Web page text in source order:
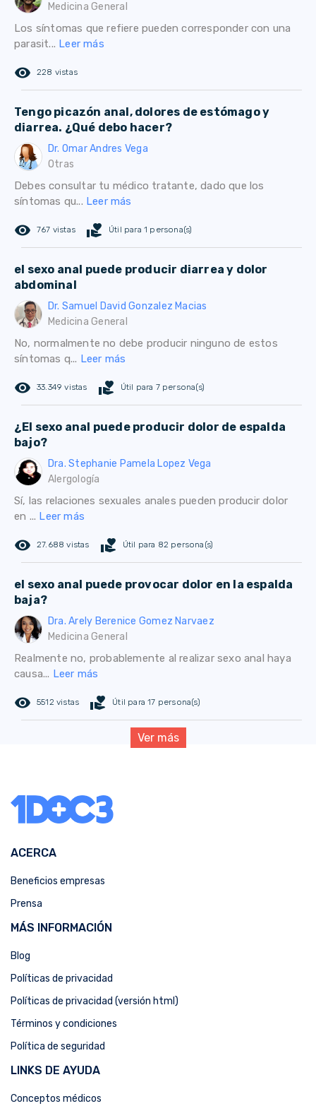
Medicina General
Los síntomas que refiere pueden corresponder con una
parasit... Leer más
remove_red_eye 228 vistas
Tengo picazón anal, dolores de estómago y
diarrea. ¿Qué debo hacer?
Dr. Omar Andres Vega
Otras
Debes consultar tu médico tratante, dado que los
síntomas qu... Leer más
remove_red_eye 767 vistas volunteer_activism Útil para 1 persona(s)
el sexo anal puede producir diarrea y dolor
abdominal
Dr. Samuel David Gonzalez Macias
Medicina General
No, normalmente no debe producir ninguno de estos
síntomas q... Leer más
remove_red_eye 33.349 vistas volunteer_activism Útil para 7 persona(s)
¿El sexo anal puede producir dolor de espalda
bajo?
Dra. Stephanie Pamela Lopez Vega
Alergología
Sí, las relaciones sexuales anales pueden producir dolor
en ... Leer más
remove_red_eye 27.688 vistas volunteer_activism Útil para 82 persona(s)
el sexo anal puede provocar dolor en la espalda
baja?
Dra. Arely Berenice Gomez Narvaez
Medicina General
Realmente no, probablemente al realizar sexo anal haya
causa... Leer más
remove_red_eye 5512 vistas volunteer_activism Útil para 17 persona(s)
Ver más
ACERCA
Beneficios empresas
Prensa
MÁS INFORMACIÓN
Blog
Políticas de privacidad
Políticas de privacidad (versión html)
Términos y condiciones
Política de seguridad
LINKS DE AYUDA
Conceptos médicos